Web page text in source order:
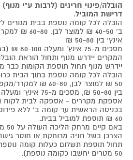
הובלה/פינוי חריגים (לרבות ע"י
דרישת המוביל.
הובלה לכל קומה נוספת בבית מגורים
אינץ' בין 50-80 ₪
מסכים מ-75
המקרים יידרש מנוף ותחול הוראת
יידרש מנוף תחול תוספת הקומות כבר
בין 50-80 ₪, מסכים מ-75 אינץ' ומעלה 80-100 ₪.
אספקת מקררים - אספקה לבית
בכניסה הראשית עד קומה ב' ללא
60 ₪ תוספת למוביל בבית.
הצרכן בשל חניה מרוחקת או חוסר
תחול תוספת תשלום כעלות קומה
50 מטרים יחשבו כקומה נוספת).